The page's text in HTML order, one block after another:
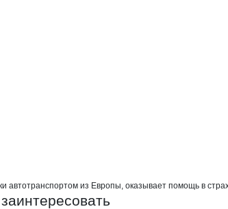
автотранспортом из Европы, оказывает помощь в